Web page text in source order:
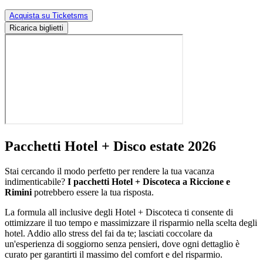
Acquista su Ticketsms
Ricarica biglietti
Pacchetti Hotel + Disco estate 2026
Stai cercando il modo perfetto per rendere la tua vacanza
indimenticabile? I pacchetti Hotel + Discoteca a Riccione e
Rimini potrebbero essere la tua risposta.
La formula all inclusive degli Hotel + Discoteca ti consente di
ottimizzare il tuo tempo e massimizzare il risparmio nella scelta degli
hotel. Addio allo stress del fai da te; lasciati coccolare da
un'esperienza di soggiorno senza pensieri, dove ogni dettaglio è
curato per garantirti il massimo del comfort e del risparmio.